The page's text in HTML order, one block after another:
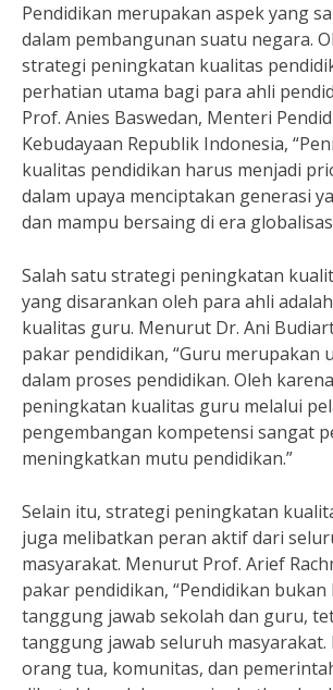
Pendidikan merupakan aspek yang
dalam pembangunan suatu negara.
strategi peningkatan kualitas
perhatian utama bagi para ahli
Prof. Anies Baswedan, Menteri
Kebudayaan Republik Indonesia,
kualitas pendidikan harus menjadi
dalam upaya menciptakan generasi
dan mampu bersaing di era
Salah satu strategi peningkatan
yang disarankan oleh para ahli
kualitas guru. Menurut Dr. Ani
pakar pendidikan, “Guru merupakan
dalam proses pendidikan. Oleh
peningkatan kualitas guru melalui
pengembangan kompetensi sangat
meningkatkan mutu pendidikan.”
Selain itu, strategi peningkatan
juga melibatkan peran aktif dari
masyarakat. Menurut Prof. Arief
pakar pendidikan, “Pendidikan bukan
tanggung jawab sekolah dan guru,
tanggung jawab seluruh masyarakat.
orang tua, komunitas, dan